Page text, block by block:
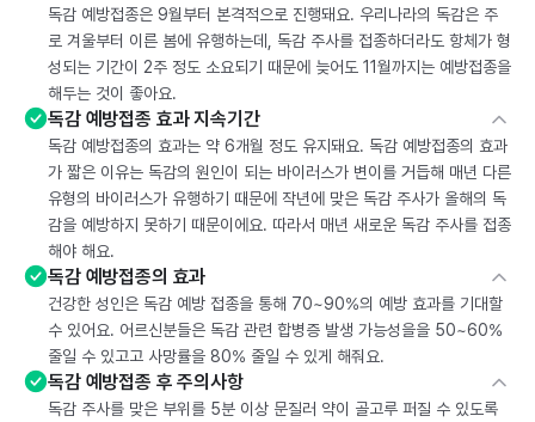
독감 예방접종은 9월부터 본격적으로 진행돼요. 우리나라의 독감은 주
로 겨울부터 이른 봄에 유행하는데, 독감 주사를 접종하더라도 항체가 형
성되는 기간이 2주 정도 소요되기 때문에 늦어도 11월까지는 예방접종을
해두는 것이 좋아요.
독감 예방접종 효과 지속기간
독감 예방접종의 효과는 약 6개월 정도 유지돼요. 독감 예방접종의 효과
가 짧은 이유는 독감의 원인이 되는 바이러스가 변이를 거듭해 매년 다른
유형의 바이러스가 유행하기 때문에 작년에 맞은 독감 주사가 올해의 독
감을 예방하지 못하기 때문이에요. 따라서 매년 새로운 독감 주사를 접종
해야 해요.
독감 예방접종의 효과
건강한 성인은 독감 예방 접종을 통해 70~90%의 예방 효과를 기대할
수 있어요. 어르신분들은 독감 관련 합병증 발생 가능성을을 50~60%
줄일 수 있고고 사망률을 80% 줄일 수 있게 해줘요.
독감 예방접종 후 주의사항
독감 주사를 맞은 부위를 5분 이상 문질러 약이 골고루 퍼질 수 있도록